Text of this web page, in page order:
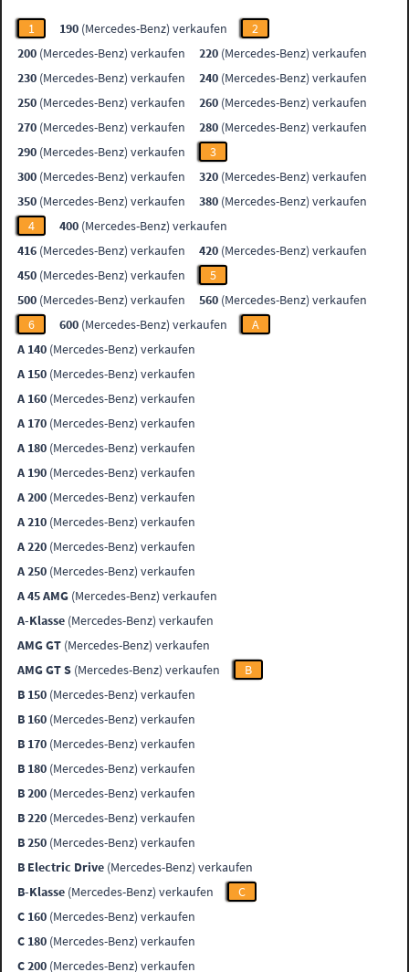
1 190 (Mercedes-Benz) verkaufen
2
200 (Mercedes-Benz) verkaufen 220 (Mercedes-Benz) verkaufen
230 (Mercedes-Benz) verkaufen 240 (Mercedes-Benz) verkaufen
250 (Mercedes-Benz) verkaufen 260 (Mercedes-Benz) verkaufen
270 (Mercedes-Benz) verkaufen 280 (Mercedes-Benz) verkaufen
290 (Mercedes-Benz) verkaufen
3
300 (Mercedes-Benz) verkaufen 320 (Mercedes-Benz) verkaufen
350 (Mercedes-Benz) verkaufen 380 (Mercedes-Benz) verkaufen
4
400 (Mercedes-Benz) verkaufen
416 (Mercedes-Benz) verkaufen 420 (Mercedes-Benz) verkaufen
450 (Mercedes-Benz) verkaufen
5
500 (Mercedes-Benz) verkaufen 560 (Mercedes-Benz) verkaufen
6
600 (Mercedes-Benz) verkaufen
A
A 140 (Mercedes-Benz) verkaufen
A 150 (Mercedes-Benz) verkaufen
A 160 (Mercedes-Benz) verkaufen
A 170 (Mercedes-Benz) verkaufen
A 180 (Mercedes-Benz) verkaufen
A 190 (Mercedes-Benz) verkaufen
A 200 (Mercedes-Benz) verkaufen
A 210 (Mercedes-Benz) verkaufen
A 220 (Mercedes-Benz) verkaufen
A 250 (Mercedes-Benz) verkaufen
A 45 AMG (Mercedes-Benz) verkaufen
A-Klasse (Mercedes-Benz) verkaufen
AMG GT (Mercedes-Benz) verkaufen
AMG GT S (Mercedes-Benz) verkaufen
B
B 150 (Mercedes-Benz) verkaufen
B 160 (Mercedes-Benz) verkaufen
B 170 (Mercedes-Benz) verkaufen
B 180 (Mercedes-Benz) verkaufen
B 200 (Mercedes-Benz) verkaufen
B 220 (Mercedes-Benz) verkaufen
B 250 (Mercedes-Benz) verkaufen
B Electric Drive (Mercedes-Benz) verkaufen
B-Klasse (Mercedes-Benz) verkaufen
C
C 160 (Mercedes-Benz) verkaufen
C 180 (Mercedes-Benz) verkaufen
C 200 (Mercedes-Benz) verkaufen